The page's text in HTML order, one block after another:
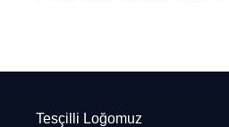
Tesçilli Loğomuz